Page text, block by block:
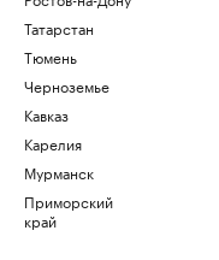
Татарстан
Тюмень
Черноземье
Кавказ
Карелия
Мурманск
Приморский
край